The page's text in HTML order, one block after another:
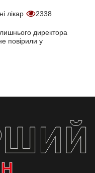
лікар 2338
директора
повірили у